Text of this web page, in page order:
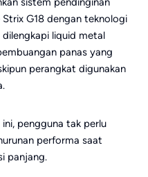
Strix G18 dengan teknologi
liquid metal
panas yang
perangkat digunakan
pengguna tak perlu
performa saat
panjang.